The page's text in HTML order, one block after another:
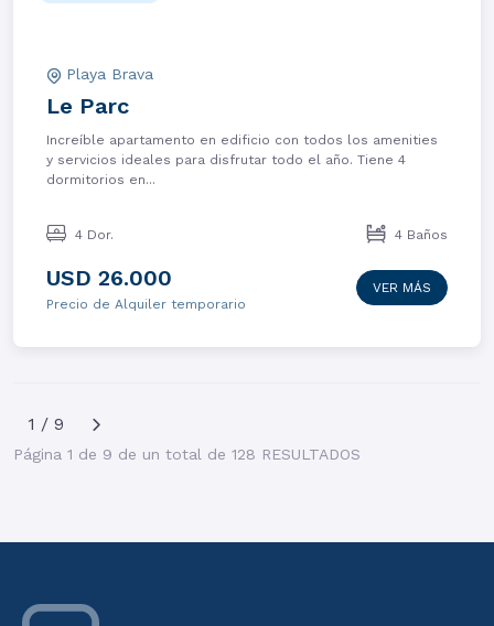
Playa Brava
Le Parc
Increíble apartamento en edificio con todos los amenities
y servicios ideales para disfrutar todo el año. Tiene 4
dormitorios en...
4 Dor. 4 Baños
USD 26.000
Precio de Alquiler temporario
VER MÁS
1 / 9
Página 1 de 9 de un total de 128 RESULTADOS